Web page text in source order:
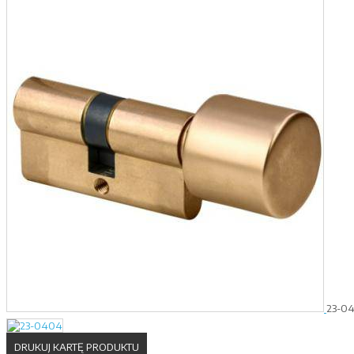
23-
DRUKUJ KARTĘ PRODUKTU